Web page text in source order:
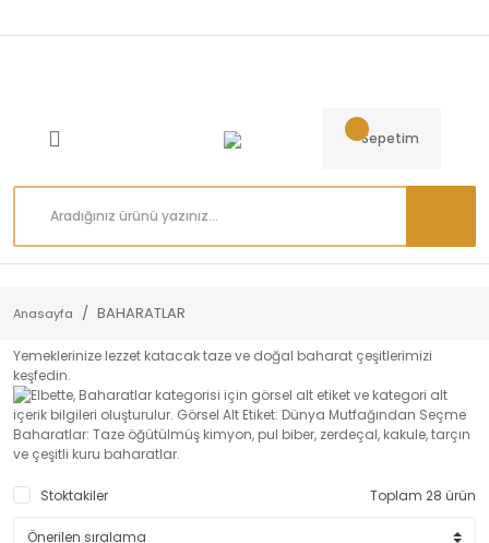
Sepetim
Anasayfa BAHARATLAR
Yemeklerinize lezzet katacak taze ve doğal baharat çeşitlerimizi
keşfedin.
Stoktakiler Toplam 28 ürün